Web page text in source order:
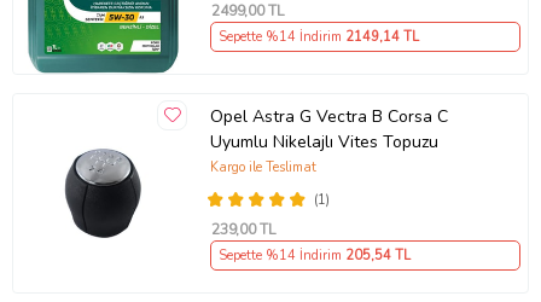
2499,00 TL
Sepette %14 İndirim 2149,14 TL
Opel Astra G Vectra B Corsa C
Uyumlu Nikelajlı Vites Topuzu
(1)
Kargo ile Teslimat
239,00 TL
Sepette %14 İndirim 205,54 TL